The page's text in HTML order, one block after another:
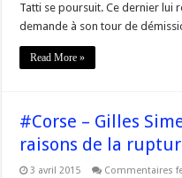
Tatti se poursuit. Ce dernier lui
demande à son tour de
Read More »
#Corse – Gilles
raisons de la
3 avril 2015 Commentaires